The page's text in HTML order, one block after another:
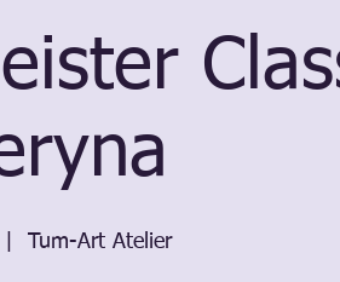
|
Tum-Art Atelier